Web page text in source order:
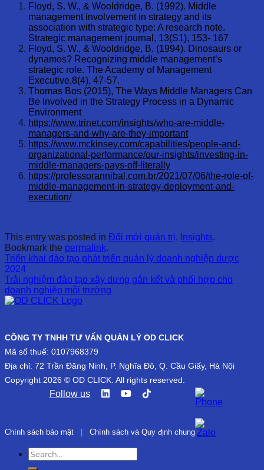
Floyd, S. W., & Wooldridge, B. (1992). Middle
management involvement in strategy and its
association with strategic type: A research note.
Strategic management journal, 13(S1), 153- 167
Floyd, S. W., & Wooldridge, B. (1994). Dinosaurs or
dynamos? Recognizing middle management’s
strategic role. The Academy of Management
Executive,8(4), 47-57.
Thomas Bos (2015), The Ways Middle Managers Can
Be Involved in the Strategy Process in a Dynamic
Environment
https://www.trinet.com/insights/who-are-middle-
managers-and-why-are-they-important
https://www.mckinsey.com/capabilities/people-and-
organizational-performance/our-insights/investing-in-
middle-managers-pays-off-literally
https://professorannibal.com.br/2021/07/06/the-role-of-
middle-management-in-strategy-deployment-and-
execution/
This entry was posted in Đổi mới quản trị, Insights.
Bookmark the permalink.
Triển khai đào tạo phát triển quản lý doanh nghiệp dược
2024
Trải nghiệm đào tạo xây dựng gắn kết và phối hợp cho
doanh nghiệp môi trường
CÔNG TY TNHH TƯ VẤN QUẢN LÝ OD CLICK
Mã số thuế: 0107968379
Địa chỉ: 72 Trần Đăng Ninh, P. Nghĩa Đô, Q. Cầu Giấy, Hà Nội
Copyright 2026 © OD CLICK. All rights reserved.
Follow us
Chính sách bảo mật Chính sách và Quy định chung